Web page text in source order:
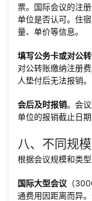
票。国际会议的注
单位是否认可。住
量、单价等信息。
填写公务卡或对公
对公转账缴纳注册
人垫付后无法报销。
会后及时报销。会
单位的报销截止日
八、不同规
根据会议规模和类
国际大型会议 （
通费用因距离而异